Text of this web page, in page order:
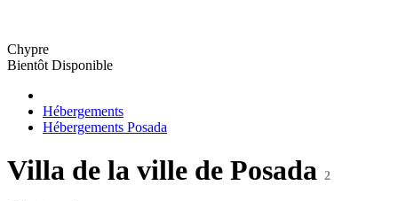
Chypre
Bientôt Disponible
Hébergements
Hébergements Posada
Villa de la ville de Posada 2